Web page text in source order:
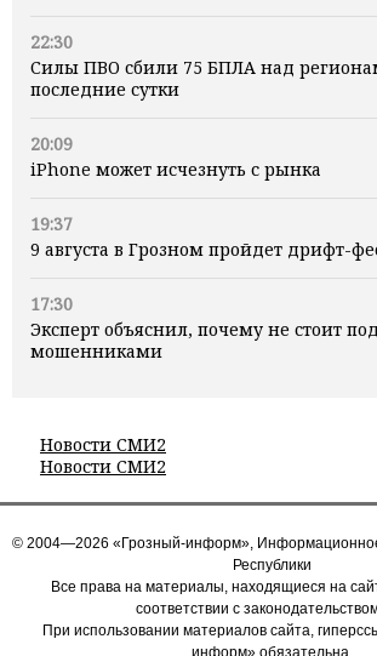
22:30
Силы ПВО сбили 75 БПЛА над
последние сутки
20:09
iPhone может исчезнуть с рынка
19:37
9 августа в Грозном пройдет дрифт-
17:30
Эксперт объяснил, почему не стоит
мошенниками
Новости СМИ2
Новости СМИ2
© 2004—2026 «Грозный-информ», Информационное
Республики
Все права на материалы, находящиеся на
соответствии с
При использовании материалов сайта,
информ» обязательна.